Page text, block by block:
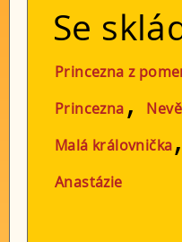
Se
Princezna z
Princezna ,
Malá královnička,
Anastázie